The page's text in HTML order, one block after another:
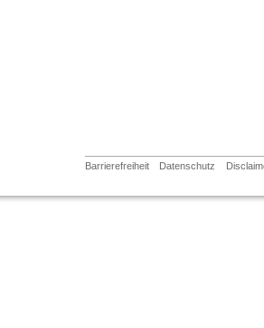
Barrierefreiheit Datenschutz